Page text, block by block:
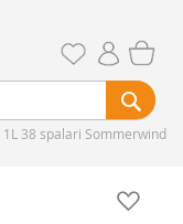
38 spalari Sommerwind